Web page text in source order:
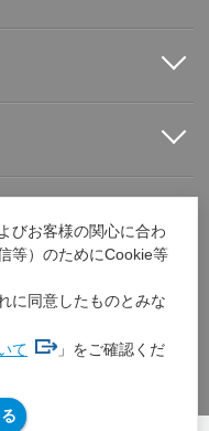
びお客様の関心に合わ
等）のためにCookie等
に同意したものとみな
て
」をご確認くだ